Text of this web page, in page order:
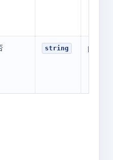
string public